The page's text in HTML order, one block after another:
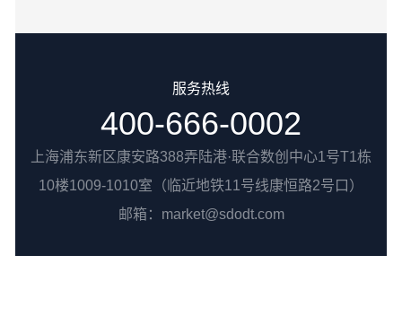
服务热线
400-666-0002
上海浦东新区康安路388弄陆港·联合数创中心1号T1栋
10楼1009-1010室（临近地铁11号线康恒路2号口）
邮箱：market@sdodt.com